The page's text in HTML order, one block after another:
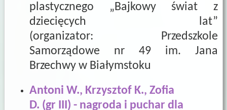
plastycznego „Bajkowy świat z
dziecięcych lat”
(organizator: Przedszkole
Samorządowe nr 49 im. Jana
Brzechwy w Białymstoku
Antoni W., Krzysztof K., Zofia
D. (gr III) - nagroda i puchar dla